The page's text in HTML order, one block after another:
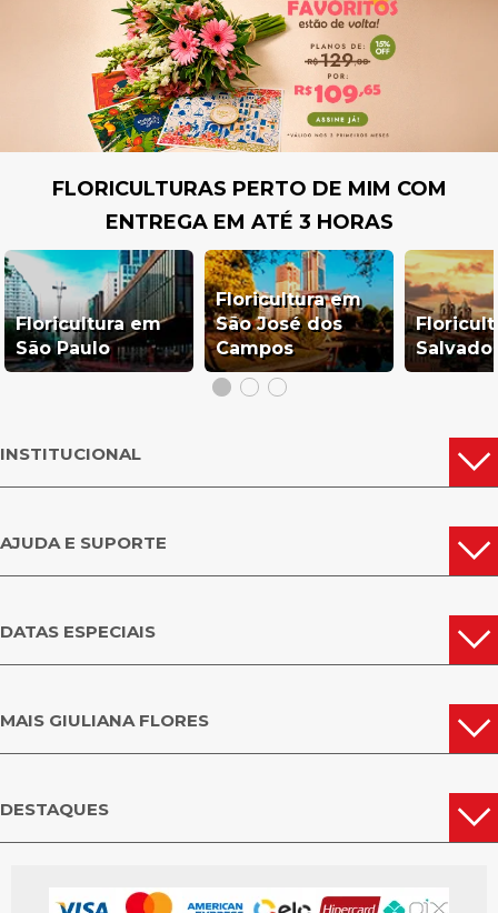
FLORICULTURAS PERTO DE MIM COM
ENTREGA EM ATÉ 3 HORAS
Floricultura em
São Paulo
Floricultura em
São José dos
Campos
INSTITUCIONAL
AJUDA E SUPORTE
DATAS ESPECIAIS
MAIS GIULIANA FLORES
DESTAQUES